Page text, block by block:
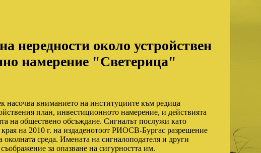
нередности около устройствен
намерение "Светерица"
насочва вниманието на институциите към редица
план, инвестиционното намерение, и действията
на обществено обсъждане. Сигналът послужи като
края на 2010 г. на издаденотоот РИОСВ-Бургас разрешение
среда. Имената на сигналоподателя и други
за опазване на сигурността им.